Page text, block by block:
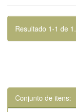
Resultado 1-1 de 1.
Conjunto de itens: